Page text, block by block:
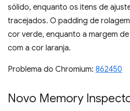
sólido, enquanto os itens de
tracejados. O padding de
cor verde, enquanto a margem
com a cor laranja.
Problema do Chromium: 862450
Novo Memory